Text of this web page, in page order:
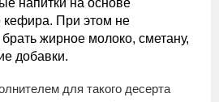
напитки на основе
кефира. При этом не
жирное молоко, сметану,
добавки.
для такого десерта